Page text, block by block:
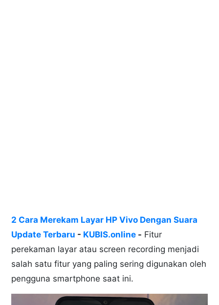
2 Cara Merekam Layar HP Vivo Dengan Suara
Update Terbaru - KUBIS.online - Fitur
perekaman layar atau screen recording menjadi
salah satu fitur yang paling sering digunakan oleh
pengguna smartphone saat ini.